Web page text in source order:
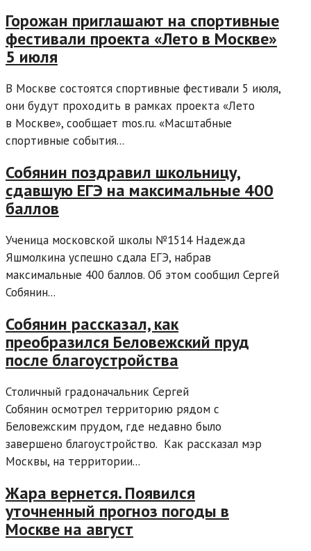
Горожан приглашают на спортивные
фестивали проекта «Лето в Москве»
5 июля
В Москве состоятся спортивные фестивали 5 июля,
они будут проходить в рамках проекта «Лето
в Москве», сообщает mos.ru. «Масштабные
спортивные события...
Собянин поздравил школьницу,
сдавшую ЕГЭ на максимальные 400
баллов
Ученица московской школы №1514 Надежда
Яшмолкина успешно сдала ЕГЭ, набрав
максимальные 400 баллов. Об этом сообщил Сергей
Собянин...
Собянин рассказал, как
преобразился Беловежский пруд
после благоустройства
Столичный градоначальник Сергей
Собянин осмотрел территорию рядом с
Беловежским прудом, где недавно было
завершено благоустройство. Как рассказал мэр
Москвы, на территории...
Жара вернется. Появился
уточненный прогноз погоды в
Москве на август